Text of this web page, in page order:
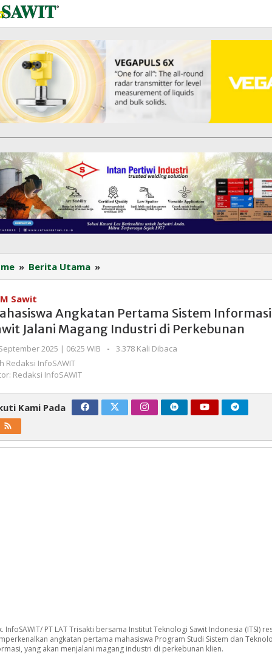
» Berita Utama »
Angkatan
Sistem
Informasi
Sawit
Jalani
Perkebunan
Sawit
Angkatan Pertama Sistem Informasi
Jalani Magang Industri di Perkebunan
2025 | 06:25 WIB
oleh
-
3.378 Kali Dibaca
Redaksi InfoSAWIT
Redaksi InfoSAWIT
Kami Pada
InfoSAWIT/ PT LAT Trisakti bersama Institut Teknologi Sawit Indonesia (ITSI)
angkatan pertama mahasiswa Program Studi Sistem dan
yang akan menjalani magang industri di perkebunan klien.